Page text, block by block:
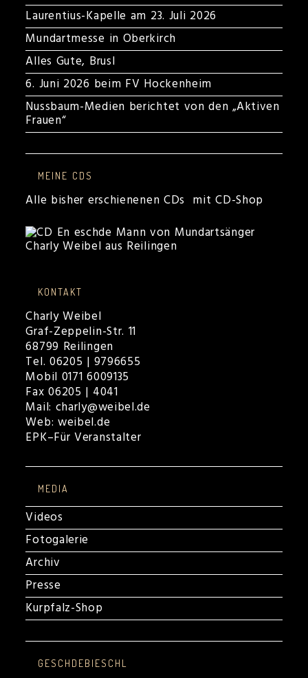
Laurentius-Kapelle am 23. Juli 2026
Mundartmesse in Oberkirch
Alles Gute, Brusl
6. Juni 2026 beim FV Hockenheim
Nussbaum-Medien berichtet von den „Aktiven
Frauen“
MEINE CDS
Alle bisher erschienenen CDs mit CD-Shop
KONTAKT
Charly Weibel
Graf-Zeppelin-Str. 11
68799 Reilingen
Tel. 06205 | 9796655
Mobil 0171 6009135
Fax 06205 | 4041
Mail: charly@weibel.de
Web: weibel.de
EPK–Für Veranstalter
MEDIA
Videos
Fotogalerie
Archiv
Presse
Kurpfalz-Shop
GESCHDEBIESCHL